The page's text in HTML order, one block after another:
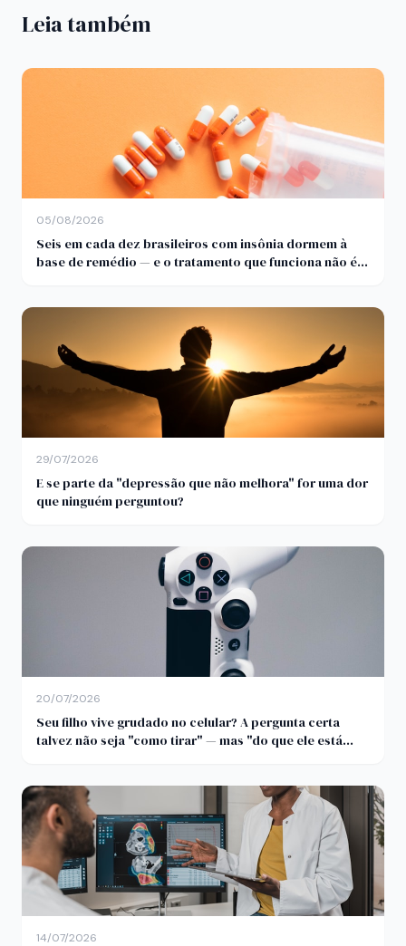
Leia também
05/08/2026
Seis em cada dez brasileiros com insônia dormem à
base de remédio — e o tratamento que funciona não é
29/07/2026
E se parte da "depressão que não melhora" for uma dor
que ninguém perguntou?
20/07/2026
Seu filho vive grudado no celular? A pergunta certa
talvez não seja "como tirar" — mas "do que ele está
14/07/2026